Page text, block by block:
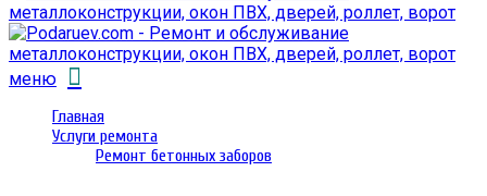
меню
Главная
Услуги ремонта
Ремонт бетонных заборов